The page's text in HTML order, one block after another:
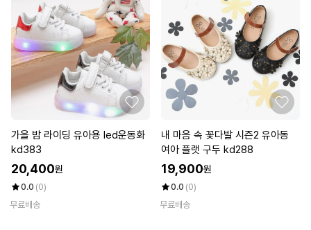
가을 밤 라이딩 유아용 led운동화
kd383
20,400원
0.0 (0)
무료배송
내 마음 속 꽃다발 시즌2 유아동
여아 플랫 구두 kd288
19,900원
0.0 (0)
무료배송